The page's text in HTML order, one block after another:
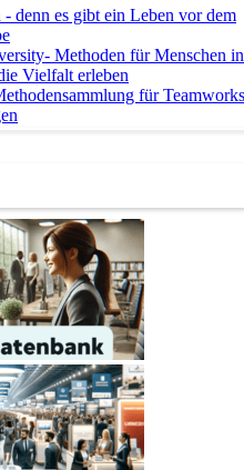
denn es gibt ein Leben vor dem
Methoden für Menschen in
Vielfalt erleben
für